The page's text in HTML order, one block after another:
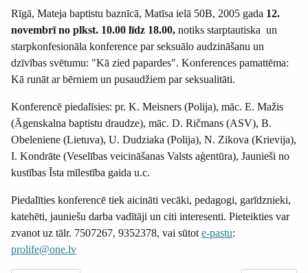
Rīgā, Mateja baptistu baznīcā, Matīsa ielā 50B, 2005 gada 12.
novembrī no plkst. 10.00 līdz 18.00, notiks starptautiska un
starpkonfesionāla konference par seksuālo audzināšanu un
dzīvības svētumu: "Kā zied papardes". Konferences pamattēma:
Kā runāt ar bērniem un pusaudžiem par seksualitāti.
Konferencē piedalīsies: pr. K. Meisners (Polija), māc. E. Mažis
(Āgenskalna baptistu draudze), māc. D. Ričmans (ASV), B.
Obeleniene (Lietuva), U. Dudziaka (Polija), N. Zikova (Krievija),
I. Kondrāte (Veselības veicināšanas Valsts aģentūra), Jaunieši no
kustības Īsta mīlestība gaida u.c.
Piedalīties konferencē tiek aicināti vecāki, pedagogi, garīdznieki,
katehēti, jauniešu darba vadītāji un citi interesenti. Pieteikties var
zvanot uz tālr. 7507267, 9352378, vai sūtot e-pastu:
prolife@one.lv